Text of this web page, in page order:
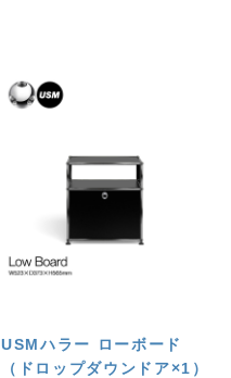
USMハラー ローボード
（ドロップダウンドア×1）